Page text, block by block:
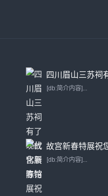
四川眉山三苏祠
现代化展陈馆
[db:简介内容]...
故宫新春特展祝
祥如意”
[db:简介内容]...